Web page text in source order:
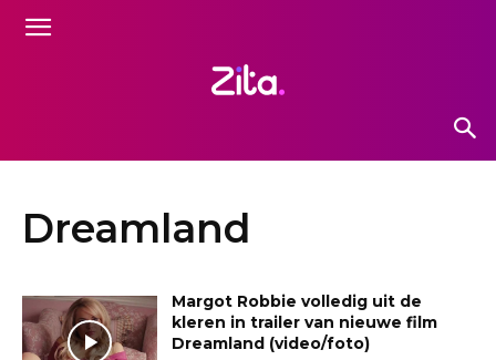
Dreamland
Margot Robbie volledig uit de
kleren in trailer van nieuwe film
Dreamland (video/foto)